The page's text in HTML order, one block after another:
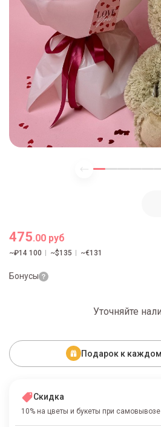
475.00 руб
~₽14 100 ~$135 ~€131
Бонусы
Уточняйте
Подарок к
Скидка
10% на цветы и букеты при самовывозе